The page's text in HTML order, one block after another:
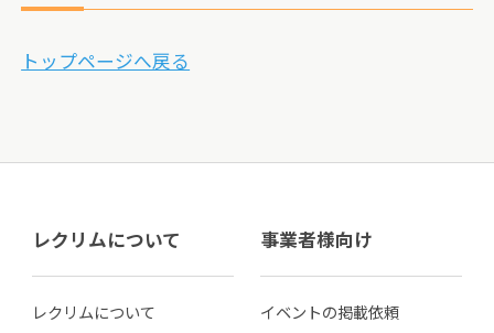
トップページへ戻る
レクリムについて
レクリムについて
事業者様向け
イベントの掲載依頼